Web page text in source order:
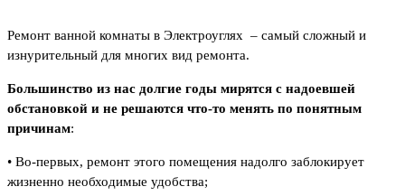
Ремонт ванной комнаты в Электроуглях – самый сложный и
изнурительный для многих вид ремонта.
Большинство из нас долгие годы мирятся с надоевшей
обстановкой и не решаются что-то менять по понятным
причинам:
• Во-первых, ремонт этого помещения надолго заблокирует
жизненно необходимые удобства;